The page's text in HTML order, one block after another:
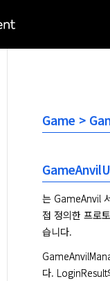
Game >
는 GameAnvil
접 정의한 프로
습니다.
다.